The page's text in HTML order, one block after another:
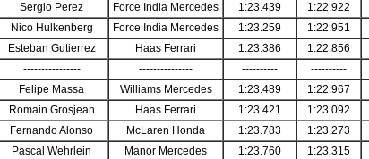
Sergio Perez Force India Mercedes 1:23.439 1:22.922
Nico Hulkenberg Force India Mercedes 1:23.259 1:22.951
Esteban Gutierrez Haas Ferrari 1:23.386 1:22.856
---------------- --------------- ---------- ----------
Felipe Massa Williams Mercedes 1:23.489
1:22.967
Romain Grosjean Haas Ferrari 1:23.421
1:23.092
Fernando Alonso McLaren Honda 1:23.783
1:23.273
Pascal Wehrlein Manor Mercedes 1:23.760
1:23.315